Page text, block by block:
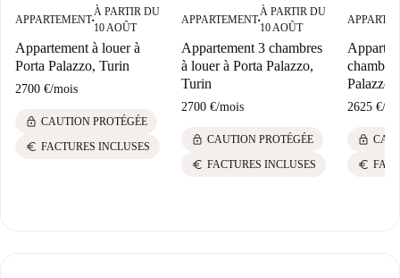
APPARTEMENT■
À PARTIR DU
10 AOÛT
Appartement à louer à
Porta Palazzo, Turin
2700 €/mois
lock CAUTION PROTÉGÉE
euro FACTURES INCLUSES
APPARTEMENT■
À PARTIR DU
10 AOÛT
Appartement 3 chambres
à louer à Porta Palazzo,
Turin
2700 €/mois
lock CAUTION PROTÉGÉE
euro FACTURES INCLUSES
Palazzo,
2625 €/
lock
euro